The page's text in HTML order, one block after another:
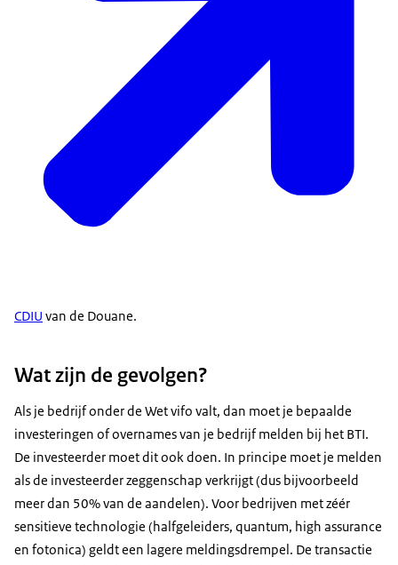
CDIU van de Douane.
Wat zijn de gevolgen?
Als je bedrijf onder de Wet vifo valt, dan moet je bepaalde
investeringen of overnames van je bedrijf melden bij het BTI.
De investeerder moet dit ook doen. In principe moet je melden
als de investeerder zeggenschap verkrijgt (dus bijvoorbeeld
meer dan 50% van de aandelen). Voor bedrijven met zéér
sensitieve technologie (halfgeleiders, quantum, high assurance
en fotonica) geldt een lagere meldingsdrempel. De transactie